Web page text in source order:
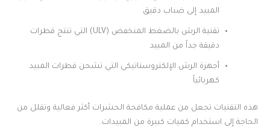
المبيد إلى ضباب دقيق
تقنية الرش بالضغط المنخفض (ULV) التي تنتج قطرات
دقيقة جداً من المبيد
أجهزة الرش الإلكتروستاتيكي التي تشحن قطرات المبيد
كهربائياً
هذه التقنيات تجعل من عملية مكافحة الحشرات أكثر فعالية وتقلل من
الحاجة إلى استخدام كميات كبيرة من المبيدات.